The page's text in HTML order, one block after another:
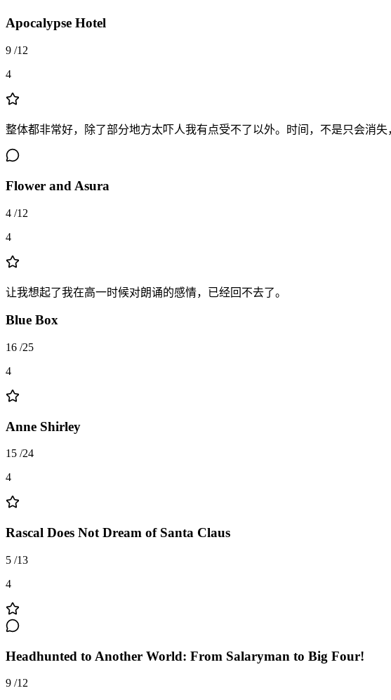
Apocalypse Hotel
9 /12
4
整体都非常好，除了部分地方太吓人我有点受不了以外。时间，不是只会消
Flower and Asura
4 /12
4
让我想起了我在高一时候对朗诵的感情，已经回不去了。
Blue Box
16 /25
4
Anne Shirley
15 /24
4
Rascal Does Not Dream of Santa Claus
5 /13
4
Headhunted to Another World: From Salaryman to Big Four!
9 /12